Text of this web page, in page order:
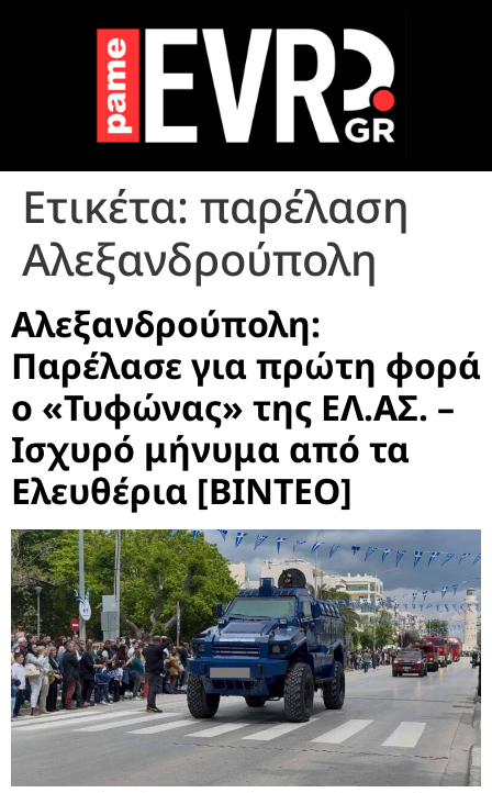
Ετικέτα: παρέλαση
Αλεξανδρούπολη
Αλεξανδρούπολη:
Παρέλασε για πρώτη φορά
ο «Τυφώνας» της ΕΛ.ΑΣ. –
Ισχυρό μήνυμα από τα
Ελευθέρια [ΒΙΝΤΕΟ]